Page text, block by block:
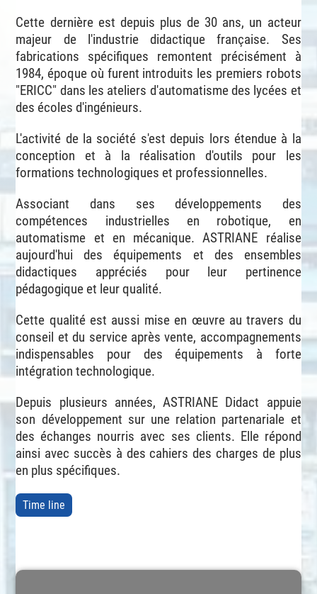
Cette dernière est depuis plus de 30 ans, un acteur
majeur de l'industrie didactique française. Ses
fabrications spécifiques remontent précisément à
1984, époque où furent introduits les premiers robots
"ERICC" dans les ateliers d'automatisme des lycées et
des écoles d'ingénieurs.
L'activité de la société s'est depuis lors étendue à la
conception et à la réalisation d'outils pour les
formations technologiques et professionnelles.
Associant dans ses développements des
compétences industrielles en robotique, en
automatisme et en mécanique. ASTRIANE réalise
aujourd'hui des équipements et des ensembles
didactiques appréciés pour leur pertinence
pédagogique et leur qualité.
Cette qualité est aussi mise en œuvre au travers du
conseil et du service après vente, accompagnements
indispensables pour des équipements à forte
intégration technologique.
Depuis plusieurs années, ASTRIANE Didact appuie
son développement sur une relation partenariale et
des échanges nourris avec ses clients. Elle répond
ainsi avec succès à des cahiers des charges de plus
en plus spécifiques.
Time line